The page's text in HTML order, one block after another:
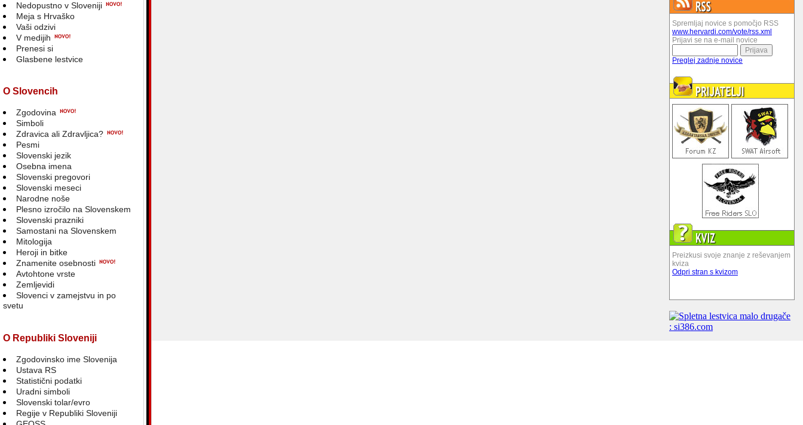
Nedopustno v Sloveniji
Meja s Hrvaško
Vaši odzivi
V medijih
Prenesi si
Glasbene lestvice
O Slovencih
Zgodovina
Simboli
Zdravica ali Zdravljica?
Pesmi
Slovenski jezik
Osebna imena
Slovenski pregovori
Slovenski meseci
Narodne noše
Plesno izročilo na Slovenskem
Slovenski prazniki
Samostani na Slovenskem
Mitologija
Heroji in bitke
Znamenite osebnosti
Avtohtone vrste
Zemljevidi
Slovenci v zamejstvu in po
svetu
O Republiki Sloveniji
Zgodovinsko ime Slovenija
Ustava RS
Statistični podatki
Uradni simboli
Slovenski tolar/evro
Regije v Republiki Sloveniji
Spremljaj novice s pomočjo RSS
www.hervardi.com/vote/rss.xml
Prijavi se na e-mail novice
Preglej zadnje novice
Preizkusi svoje znanje z reševanjem
kviza
Odpri stran s kvizom